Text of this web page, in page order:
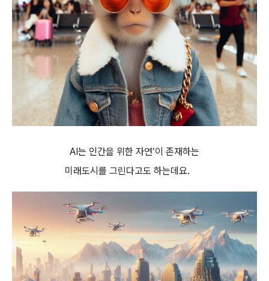
AI는 인간을 위한 자연’이 존재하는
미래도시를 그린다고도 하는데요.